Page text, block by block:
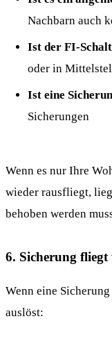
Nachbarn auch
Ist der FI-
oder in
Ist eine
Sicherungen
Wenn es nur Ihre
wieder rausfliegt,
behoben werden
6. Sicherung
Wenn eine
auslöst: